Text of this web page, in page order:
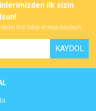
ilk sizin
bizi takip etmeye başlayın.
KAYDOL